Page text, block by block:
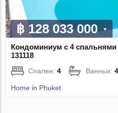
฿ 128 033 000
Кондоминиум с 4
131118
Спален:4 Ванных:4
Home in Phuket